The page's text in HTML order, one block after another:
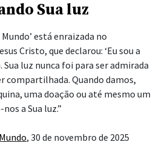
Sua luz
está enraizada no
Cristo, que declarou: ‘Eu sou a
Sua luz nunca foi para ser admirada
compartilhada. Quando damos,
uma doação ou até mesmo um
a Sua luz.”
, 30 de novembro de 2025